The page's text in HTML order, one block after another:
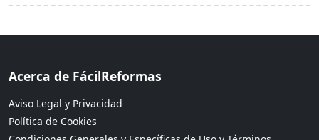
Acerca de FácilReformas
Aviso Legal y Privacidad
Política de Cookies